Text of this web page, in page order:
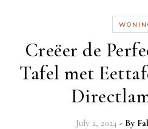
Creëer de
Tafel met
July 2, 2024 - By